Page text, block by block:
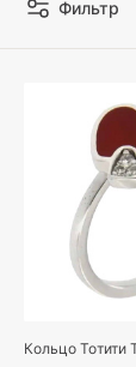
Фильтр